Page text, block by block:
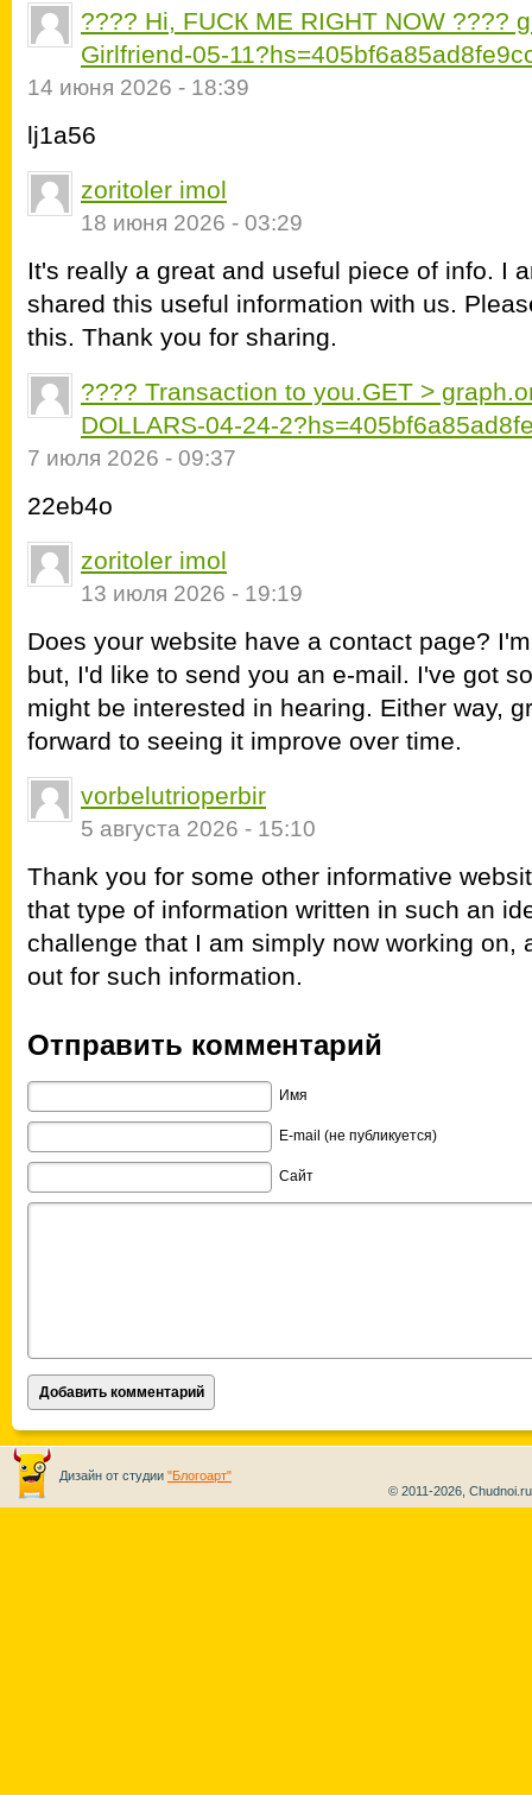
???? Hi, FUСК ME RIGHT NOW ????
Girlfriend-05-
14 июня 2026 - 18:39
lj1a56
zoritoler imol
18 июня 2026 - 03:29
It's really a great and useful piece of info. I
shared this useful information with us.
this. Thank you for sharing.
???? Transaction to you.GET >
DOLLARS-04-24-
7 июля 2026 - 09:37
22eb4o
zoritoler imol
13 июля 2026 - 19:19
Does your website have a contact page?
but, I'd like to send you an e-mail. I've got
might be interested in hearing. Either way,
forward to seeing it improve over time.
vorbelutrioperbir
5 августа 2026 - 15:10
Thank you for some other informative
that type of information written in such an
challenge that I am simply now working on,
out for such information.
Отправить комментарий
Имя
E-mail (не публикуется)
Сайт
Дизайн от студии "Блогоарт"
© 2011-2026,